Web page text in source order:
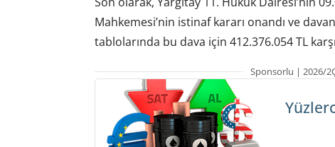
Mahkemesi’nin istinaf kararı onandı ve
tablolarında bu dava için 412.376.054 TL
Sponsorlu | 2026/